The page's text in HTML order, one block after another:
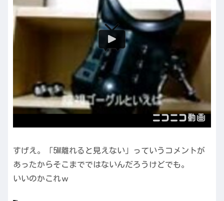
すげえ。「5M離れると見えない」っていうコメントが
あったからそこまでではないんだろうけどでも。
いいのかこれｗ